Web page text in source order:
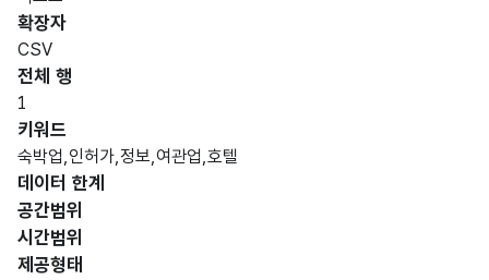
확장자
CSV
전체 행
1
키워드
숙박업,인허가,정보,여관업,호텔
데이터 한계
공간범위
시간범위
제공형태